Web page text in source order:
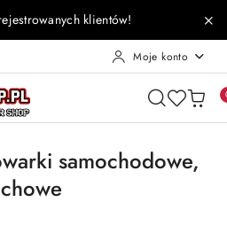
klientów!
Moje konto
samochodowe,